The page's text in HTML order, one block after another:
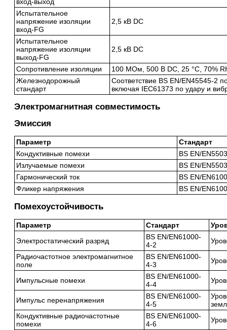
Испытательное
напряжение изоляции
вход-FG
2,5 кВ DC
Испытательное
напряжение изоляции
выход-FG
2,5 кВ DC
Сопротивление изоляции
100 МОм, 500 В DC, 25 °C, 70%
Железнодорожный
стандарт
Соответствие BS EN/EN45545-2
включая IEC61373 по удару и
Электромагнитная совместимость
Эмиссия
Параметр
Стандарт
Кондуктивные помехи
BS EN/
Излучаемые помехи
BS EN/
Гармонический ток
BS EN/
Фликер напряжения
BS EN/
Помехоустойчивость
Параметр Стандарт
Электростатический разряд
BS EN/EN61000-
4-2
Радиочастотное электромагнитное
поле
BS EN/EN61000-
4-3
Импульсные помехи
BS EN/EN61000-
4-4
Импульс перенапряжения
BS EN/EN61000-
4-5
Кондуктивные радиочастотные
помехи
BS EN/EN61000-
4-6